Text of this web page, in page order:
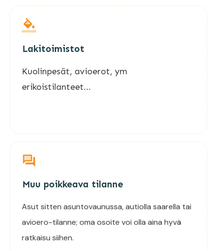
Lakitoimistot
Kuolinpesät, avioerot, ym
erikoistilanteet...
Muu poikkeava tilanne
Asut sitten asuntovaunussa, autiolla saarella tai
avioero-tilanne; oma osoite voi olla aina hyvä
ratkaisu siihen.